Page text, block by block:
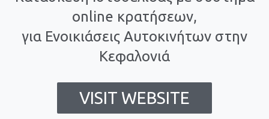
online κρατήσεων,
για Ενοικιάσεις Αυτοκινήτων στην
Κεφαλονιά
VISIT WEBSITE